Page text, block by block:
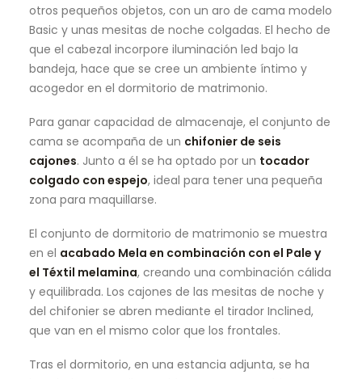
otros pequeños objetos, con un aro de cama modelo
Basic y unas mesitas de noche colgadas. El hecho de
que el cabezal incorpore iluminación led bajo la
bandeja, hace que se cree un ambiente íntimo y
acogedor en el dormitorio de matrimonio.
Para ganar capacidad de almacenaje, el conjunto de
cama se acompaña de un chifonier de seis
cajones. Junto a él se ha optado por un tocador
colgado con espejo, ideal para tener una pequeña
zona para maquillarse.
El conjunto de dormitorio de matrimonio se muestra
en el acabado Mela en combinación con el Pale y
el Téxtil melamina, creando una combinación cálida
y equilibrada. Los cajones de las mesitas de noche y
del chifonier se abren mediante el tirador Inclined,
que van en el mismo color que los frontales.
Tras el dormitorio, en una estancia adjunta, se ha